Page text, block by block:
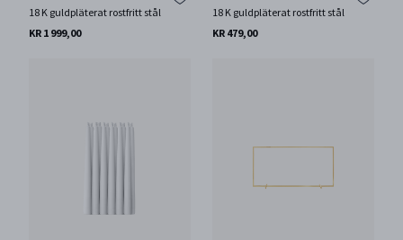
18 K guldpläterat rostfritt stål
KR 1 999,00
18 K guldpläterat rostfritt stål
KR 479,00